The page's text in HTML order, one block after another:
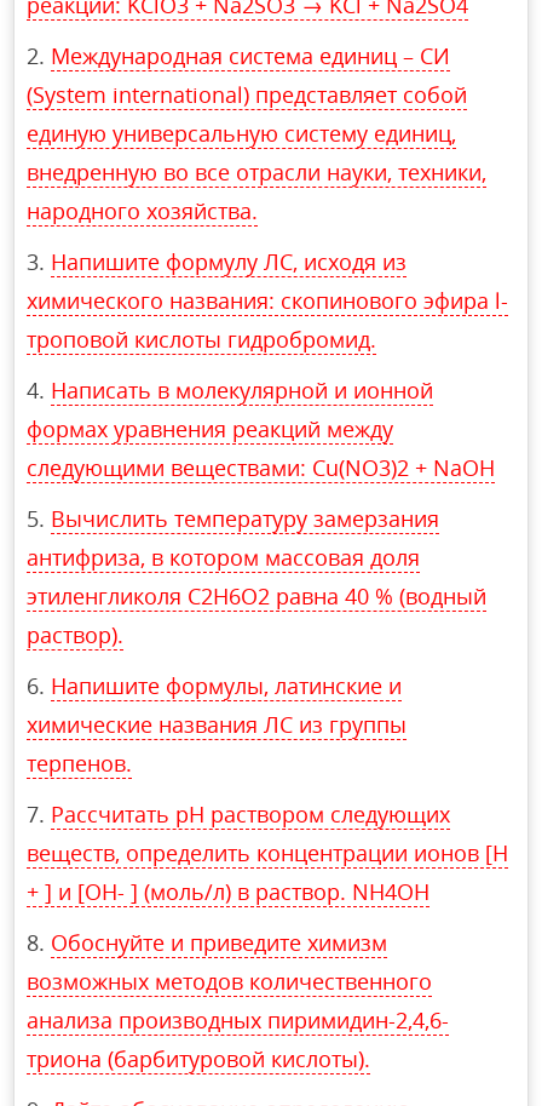
Международная система единиц – СИ
(System international) представляет собой
единую универсальную систему единиц,
внедренную во все отрасли науки, техники,
народного хозяйства.
Напишите формулу ЛС, исходя из
химического названия: скопинового эфира l-
троповой кислоты гидробромид.
Написать в молекулярной и ионной
формах уравнения реакций между
следующими веществами: Cu(NO3)2 + NaOH
Вычислить температуру замерзания
антифриза, в котором массовая доля
этиленгликоля C2H6O2 равна 40 % (водный
раствор).
Напишите формулы, латинские и
химические названия ЛС из группы
терпенов.
Рассчитать рН раствором следующих
веществ, определить концентрации ионов [H
+ ] и [OH- ] (моль/л) в раствор. NH4OH
Обоснуйте и приведите химизм
возможных методов количественного
анализа производных пиримидин-2,4,6-
триона (барбитуровой кислоты).